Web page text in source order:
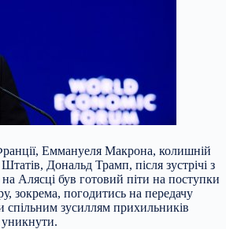
Еммануеля Макрона, колишній
Дональд Трамп, після зустрічі з
Алясці був готовий піти на поступки
зокрема, погодитись на передачу
спільним зусиллям прихильників
уникнути.